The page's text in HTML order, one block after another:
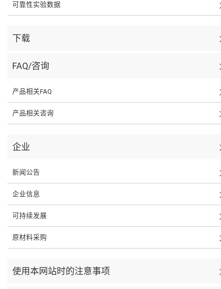
可靠性实验数据
下载
FAQ/咨询
产品相关FAQ
产品相关咨询
企业
新闻公告
企业信息
可持续发展
原材料采购
使用本网站时的注意事项